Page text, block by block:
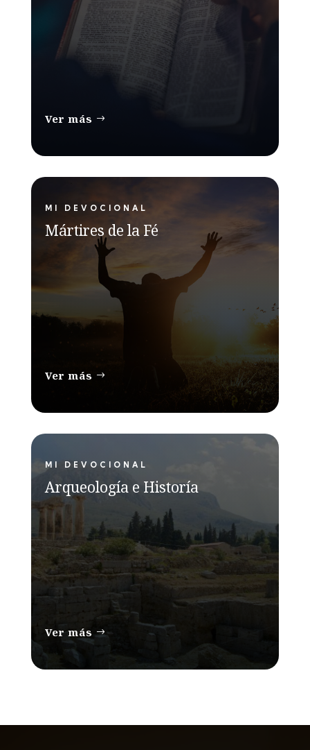
Ver más
MI DEVOCIONAL
Mártires de la Fé
Ver más
MI DEVOCIONAL
Arqueología e Historía
Ver más